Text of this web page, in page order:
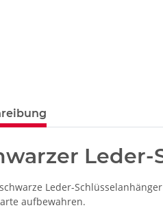
Leder-
aufbewahren.